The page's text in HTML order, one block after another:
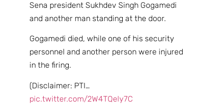
Sena president Sukhdev Singh Gogamedi
and another man standing at the door.
Gogamedi died, while one of his security
personnel and another person were injured
in the firing.
(Disclaimer: PTI…
pic.twitter.com/2W4TQely7C